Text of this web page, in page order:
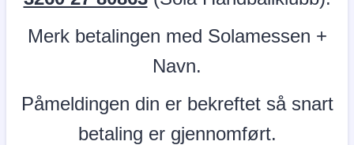
Merk betalingen med Solamessen +
Navn.
Påmeldingen din er bekreftet så snart
betaling er gjennomført.